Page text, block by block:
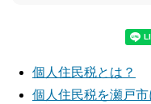
個人住民税とは？
個人住民税を瀬戸